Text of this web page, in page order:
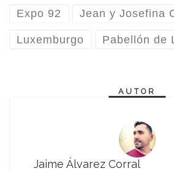
Expo 92 Jean y Josefina
Luxemburgo Pabellón de
AUTOR
Jaime Álvarez Corral